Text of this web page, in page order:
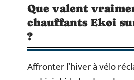
Que valent
chauffants Ekoi
?
Affronter l’hiver à vélo